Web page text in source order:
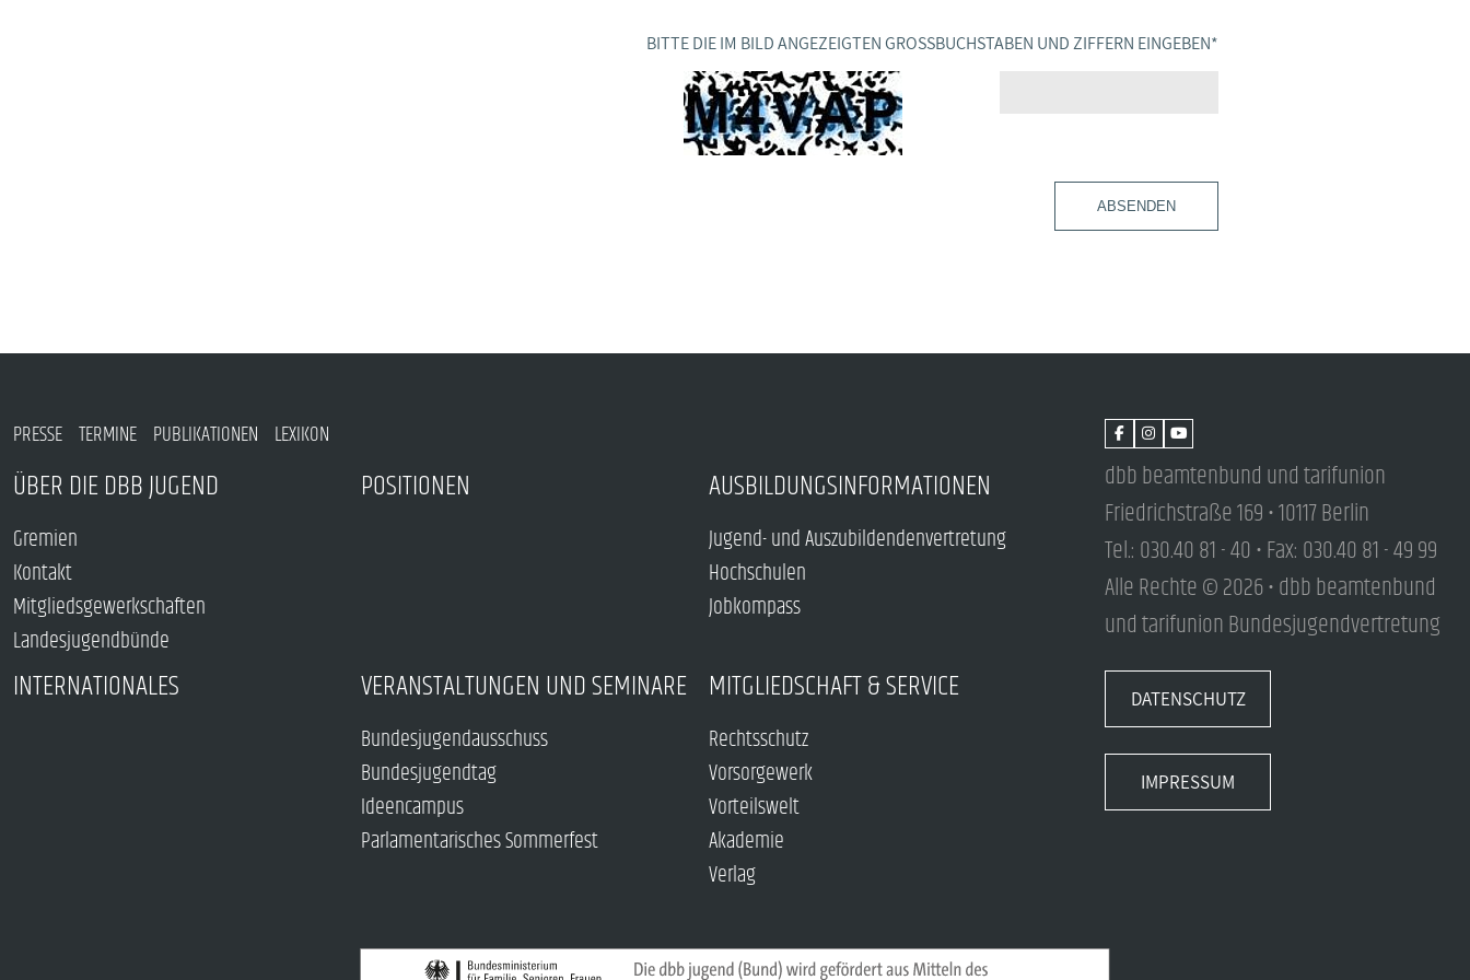
Landesjugendbünde
Parlamentarisches Sommerfest
AkademieBITTE DIE IM BILD ANGEZEIGTEN GROSSBUCHSTABEN UND ZIFFERN EINGEBEN *
ABSENDEN
PRESSE TERMINE PUBLIKATIONEN LEXIKON
ÜBER DIE DBB JUGEND
Gremien
Kontakt
Mitgliedsgewerkschaften
Landesjugendbünde
POSITIONEN AUSBILDUNGSINFORMATIONEN
Jugend- und Auszubildendenvertretung
Hochschulen
Jobkompass
INTERNATIONALES VERANSTALTUNGEN UND SEMINARE
Bundesjugendausschuss
Bundesjugendtag
Ideencampus
Parlamentarisches Sommerfest
MITGLIEDSCHAFT & SERVICE
Rechtsschutz
Vorsorgewerk
Vorteilswelt
Akademie
Verlag
dbb beamtenbund und tarifunion
Friedrichstraße 169 • 10117 Berlin
Tel.: 030.40 81 - 40 • Fax: 030.40 81 - 49 99
Alle Rechte © 2026 • dbb beamtenbund
und tarifunion Bundesjugendvertretung
DATENSCHUTZ
IMPRESSUM